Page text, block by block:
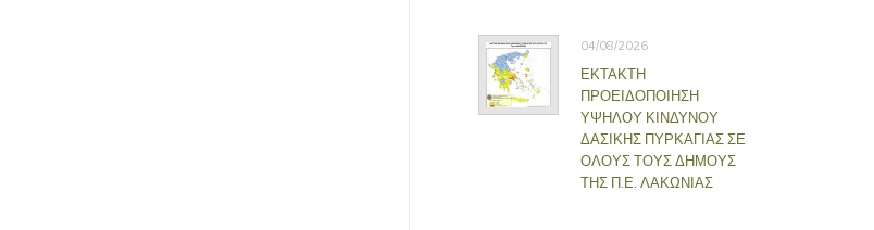
04/08/2026
ΕΚΤΑΚΤΗ
ΠΡΟΕΙΔΟΠΟΙΗΣΗ
ΥΨΗΛΟΥ ΚΙΝΔΥΝΟΥ
ΔΑΣΙΚΗΣ ΠΥΡΚΑΓΙΑΣ ΣΕ
ΟΛΟΥΣ ΤΟΥΣ ΔΗΜΟΥΣ
ΤΗΣ Π.Ε. ΛΑΚΩΝΙΑΣ